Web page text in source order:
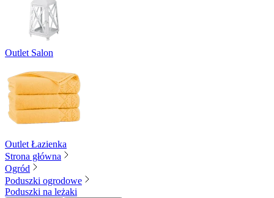
Outlet Salon
Outlet Łazienka
Strona główna
Ogród
Poduszki ogrodowe
Poduszki na leżaki